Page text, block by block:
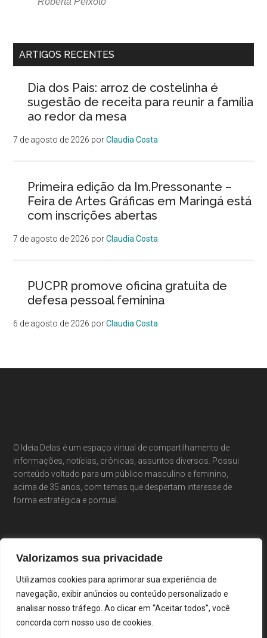
Valorizamos sua privacidade
Utilizamos cookies para aprimorar sua experiência de
navegação, exibir anúncios ou conteúdo personalizado e
analisar nosso tráfego. Ao clicar em “Aceitar todos”, você
concorda com nosso uso de cookies.
ARTIGOS RECENTES
Dia dos Pais: arroz de costelinha é
sugestão de receita para reunir a família
ao redor da mesa
7 de agosto de 2026 porClaudia Costa
Primeira edição da Im.Pressonante –
Feira de Artes Gráficas em Maringá está
com inscrições abertas
7 de agosto de 2026 porClaudia Costa
PUCPR promove oficina gratuita de
defesa pessoal feminina
6 de agosto de 2026 porClaudia Costa
O Ideia Delas é um espaço virtual de compartilhamento de
informações, notícias, crônicas, assuntos diversos. Possui
conteúdo voltado para um público masculino e feminino,
acima de 35 anos, com temas que despertam interesse de
forma estratégica e pontual.
Portal Ideia Delas · Cláudia Costa & Elisiê Peixoto ·